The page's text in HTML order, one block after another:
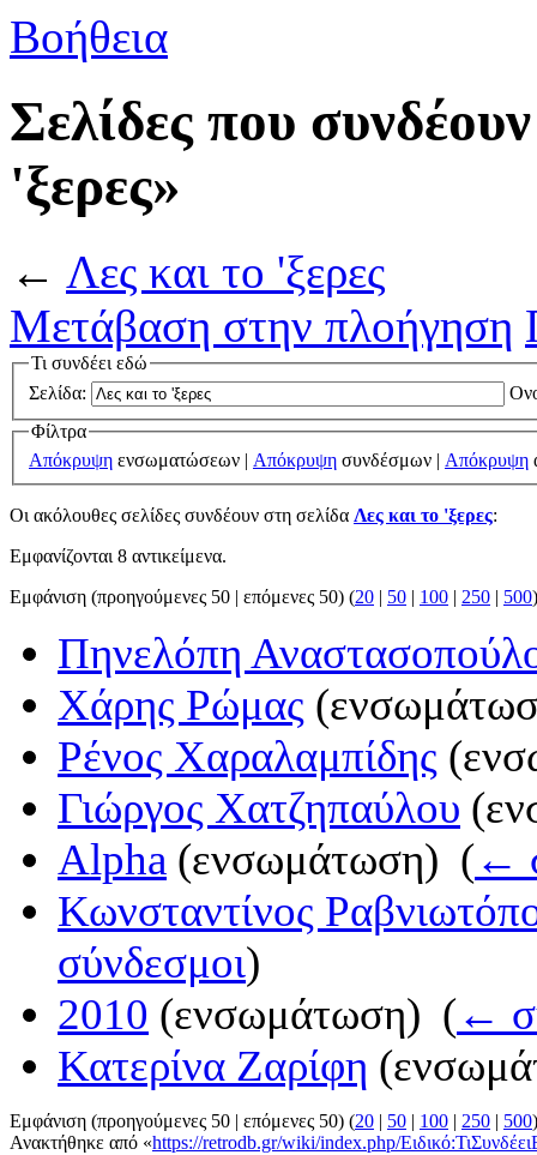
Βοήθεια
Σελίδες που
'ξερες»
← Λες και το 'ξερες
Μετάβαση στην πλοήγηση
Τι συνδέει εδώ
Σελίδα:
Φίλτρα
Απόκρυψη ενσωματώσεων | Απόκρυψη συνδέσμων | Απόκρυψη
Οι ακόλουθες σελίδες συνδέουν στη σελίδα Λες και το 'ξερες:
Εμφανίζονται 8 αντικείμενα.
Εμφάνιση (προηγούμενες 50 | επόμενες 50) (20 | 50 | 100 | 250 | 500
Πηνελόπη
Χάρης Ρώμας
Ρένος Χαραλαμπίδης
Γιώργος Χατζηπαύλου
Alpha (ενσωμάτωση) ‎ (←
Κωνσταντίνος
σύνδεσμοι)
2010 (ενσωμάτωση) ‎ (←
Κατερίνα Ζαρίφη
Εμφάνιση (προηγούμενες 50 | επόμενες 50) (20 | 50 | 100 | 250 | 500
Ανακτήθηκε από «https://retrodb.gr/wiki/index.php/